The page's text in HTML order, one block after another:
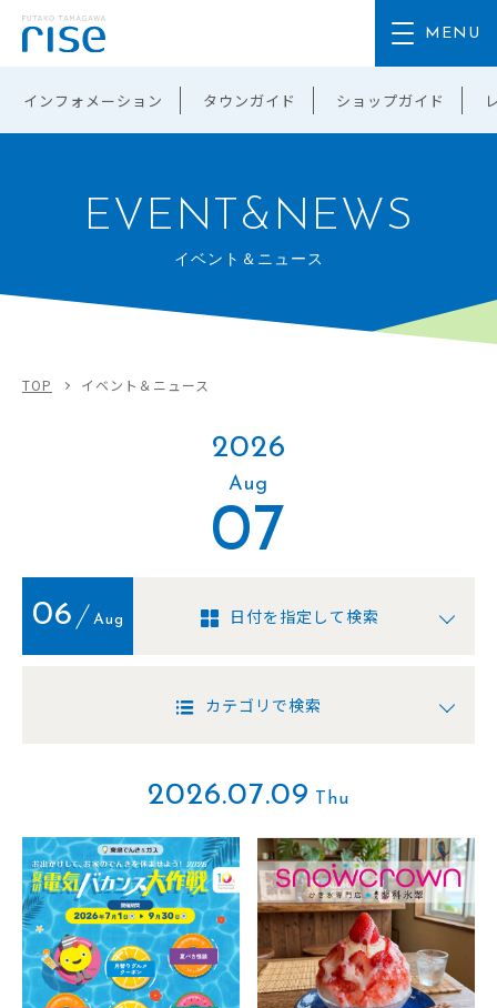
インフォメーション タウンガイド ショップガイド
EVENT&NEWS
イベント＆ニュース
TOP イベント＆ニュース
2026
Aug
07
06 Aug 日付を指定して検索
カテゴリで検索
2026.07.09 Thu